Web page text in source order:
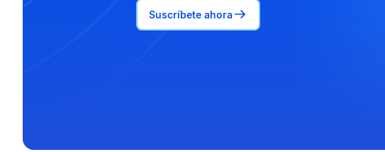
Suscríbete ahora